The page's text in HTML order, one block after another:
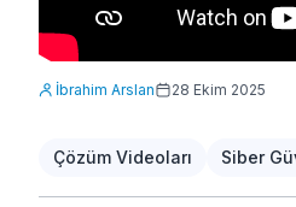
İbrahim Arslan 28 Ekim 2025
Çözüm Videoları Siber